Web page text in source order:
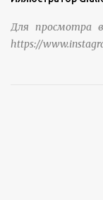
Для просмотра
https://